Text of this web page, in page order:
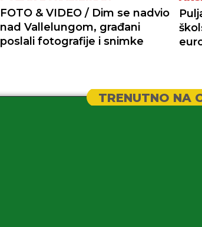
FOTO & VIDEO / Dim se nadvio
nad Vallelungom, građani
poslali fotografije i snimke
TRENUTNO NA